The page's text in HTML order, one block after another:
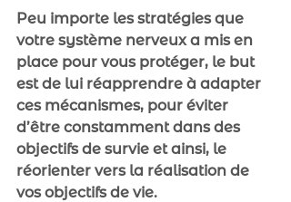
Peu importe les stratégies que
votre système nerveux a mis en
place pour vous protéger, le but
est de lui réapprendre à adapter
ces mécanismes, pour éviter
d’être constamment dans des
objectifs de survie et ainsi, le
réorienter vers la réalisation de
vos objectifs de vie.